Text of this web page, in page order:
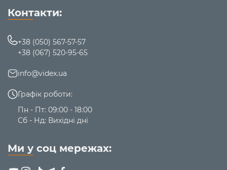
Контакти:
+38 (050) 567-57-57
+38 (067) 520-95-65
info@videx.ua
Графік роботи:
Пн - Пт: 09:00 - 18:00
Сб - Нд: Вихідні дні
Ми у соц мережах: